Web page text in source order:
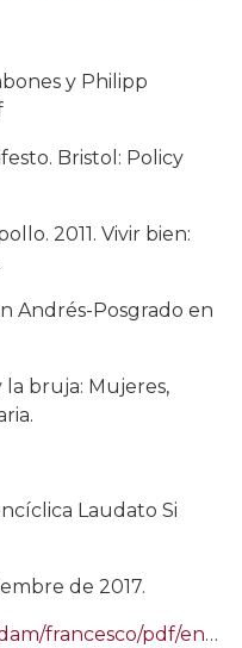
y Philipp
Bristol: Policy
2011. Vivir bien:
Andrés-Posgrado en
la bruja: Mujeres,
Laudato Si
de 2017.
encyclicals/documents/papa-